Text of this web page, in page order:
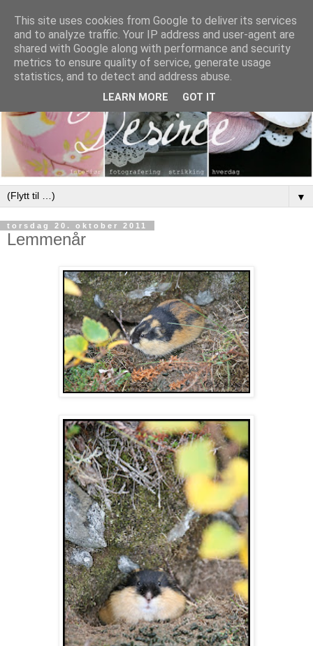
▼
torsdag 20. oktober 2011
Lemmenår
This site uses cookies from Google to deliver its services
and to analyze traffic. Your IP address and user-agent are
shared with Google along with performance and security
metrics to ensure quality of service, generate usage
statistics, and to detect and address abuse.
LEARN MORE GOT IT